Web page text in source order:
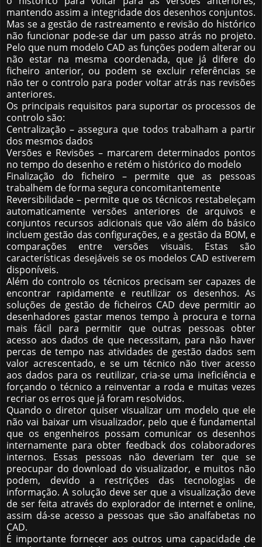
mantendo assim a integridade dos desenhos conjuntos.
Mas se a gestão de rastreamento e revisão do histórico
não funcionar pode-se dar um passo atrás no projeto.
Pelo que num modelo CAD as funções podem alterar ou
não estar na mesma coordenada, que já difere do
ficheiro anterior, ou podem se excluir referências se
não ter o controlo para poder voltar atrás nas revisões
anteriores.
Os principais requisitos para suportar os processos de
controlo são:
Centralização – assegura que todos trabalham a partir
dos mesmos dados
Versões e Revisões – marcarem determinados pontos
no tempo do desenho e retém o histórico do modelo
Finalização do ficheiro – permite que as pessoas
trabalhem de forma segura concomitantemente
Reversibilidade – permite que os técnicos restabeleçam
automaticamente versões anteriores de arquivos e
conjuntos recursos adicionais que vão além do básico
incluem gestão das configurações, e a gestão da BOM, e
comparações entre versões visuais. Estas são
características desejáveis ​​se os modelos CAD estiverem
disponíveis.
Além do controlo os técnicos precisam ser capazes de
encontrar rapidamente e reutilizar os desenhos. As
soluções de gestão de ficheiros CAD deve permitir ao
desenhadores gastar menos tempo à procura e torna
mais fácil para permitir que outras pessoas obter
acesso aos dados de que necessitam, para não haver
percas de tempo nas atividades de gestão dados sem
valor acrescentado, e se um técnico não tiver acesso
aos dados para os reutilizar, cria-se uma ineficiência e
forçando o técnico a reinventar a roda e muitas vezes
recriar os erros que já foram resolvidos.
Quando o diretor quiser visualizar um modelo que ele
não vai baixar um visualizador, pelo que é fundamental
que os engenheiros possam comunicar os desenhos
internamente para obter feedback dos colaboradores
internos. Essas pessoas não deveriam ter que se
preocupar do download do visualizador, e muitos não
podem, devido a restrições das tecnologias de
informação. A solução deve ser que a visualização deve
de ser feita através do explorador de internet e online,
assim dá-se acesso a pessoas que são analfabetas no
CAD.
É importante fornecer aos outros uma capacidade de